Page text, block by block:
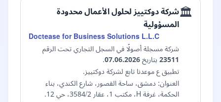
🏛️شركة دوكتييز لحلول الأعمال محدودة
المسؤولية
Doctease for Business Solutions L.L.C
شركة مسجلة أصولًا في السجل التجاري تحت الرقم
23511بتاريخ07.06.2026
.
تطبيق ع موعدنا تابع لشركة دوكتييز.
العنوان: دمشق، ساحة القصور، شارع الكندي، بناء
الحكمة، غرفة H، مكتب 1، عقار 3584/2، حي 12.